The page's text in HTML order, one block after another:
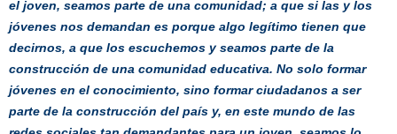
el joven, seamos parte de una comunidad; a que si las y los
jóvenes nos demandan es porque algo legítimo tienen que
decirnos, a que los escuchemos y seamos parte de la
construcción de una comunidad educativa. No solo formar
jóvenes en el conocimiento, sino formar ciudadanos a ser
parte de la construcción del país y, en este mundo de las